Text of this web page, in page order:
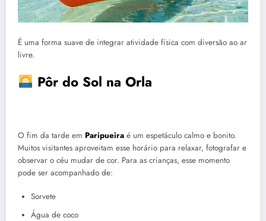
É uma forma suave de integrar atividade física com diversão ao ar
livre.
Pôr do Sol na Orla
O fim da tarde em Paripueira é um espetáculo calmo e bonito.
Muitos visitantes aproveitam esse horário para relaxar, fotografar e
observar o céu mudar de cor. Para as crianças, esse momento
pode ser acompanhado de:
Sorvete
Água de coco